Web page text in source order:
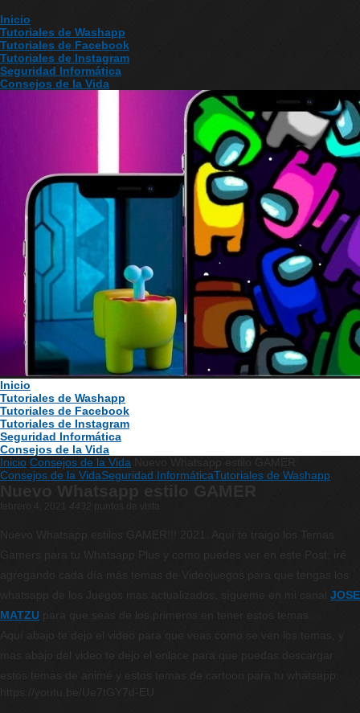
Inicio
Tutoriales de Washapp
Tutoriales de Facebook
Tutoriales de Instagram
Seguridad Informática
Consejos de la Vida
Inicio
Tutoriales de Washapp
Tutoriales de Facebook
Tutoriales de Instagram
Seguridad Informática
Consejos de la Vida
Inicio Consejos de la Vida
Consejos de la VidaSeguridad InformáticaTutoriales de Washapp
Nuevo Whatsapp estilo GAMER
Gamers para tu Whatsapp Plus y como puedes ver en este Post, iré
JOSE
MATZU para que seas de los primeros en tener estos temas.
Aquí abajo te dejo el video para que veas como se ven los temas, y
mas abajo del video te dejo el enlace para que puedas descargar
estos temas de animé y estos temas de cartoon para tu whatsapp: